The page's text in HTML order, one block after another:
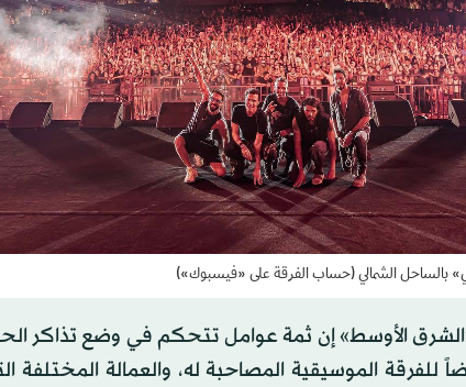
بالساحل الشمالي (حساب الفرقة على «فيسبوك»)
الأوسط» إن ثمة عوامل تتحكم في وضع تذاكر
الموسيقية المصاحبة له، والعمالة المختلفة